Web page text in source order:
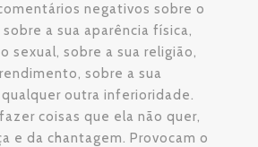
negativos sobre o
a sua aparência física,
sexual, sobre a sua religião,
sobre a sua
outra inferioridade.
coisas que ela não quer,
e da chantagem. Provocam o